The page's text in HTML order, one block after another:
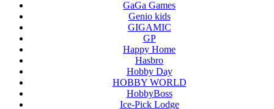
GaGa Games
Genio kids
GIGAMIC
GP
Happy Home
Hasbro
Hobby Day
HOBBY WORLD
HobbyBoss
Ice-Pick Lodge